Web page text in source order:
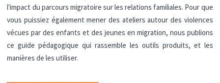
l'impact du parcours migratoire sur les relations familiales. Pour que
vous puissiez également mener des ateliers autour des violences
vécues par des enfants et des jeunes en migration, nous publions
ce guide pédagogique qui rassemble les outils produits, et les
manières de les utiliser.